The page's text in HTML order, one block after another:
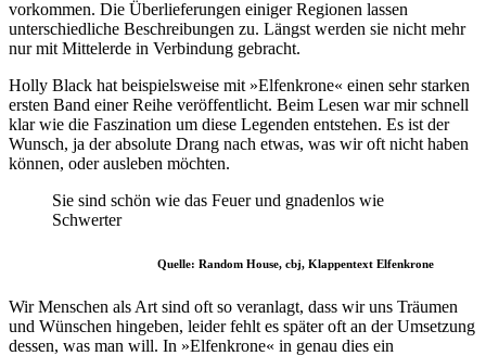
vorkommen. Die Überlieferungen einiger Regionen lassen
unterschiedliche Beschreibungen zu. Längst werden sie nicht mehr
nur mit Mittelerde in Verbindung gebracht.
Holly Black hat beispielsweise mit »Elfenkrone« einen sehr starken
ersten Band einer Reihe veröffentlicht. Beim Lesen war mir schnell
klar wie die Faszination um diese Legenden entstehen. Es ist der
Wunsch, ja der absolute Drang nach etwas, was wir oft nicht haben
können, oder ausleben möchten.
Sie sind schön wie das Feuer und gnadenlos wie
Schwerter
Quelle: Random House, cbj, Klappentext Elfenkrone
Wir Menschen als Art sind oft so veranlagt, dass wir uns Träumen
und Wünschen hingeben, leider fehlt es später oft an der Umsetzung
dessen, was man will. In »Elfenkrone« in genau dies ein